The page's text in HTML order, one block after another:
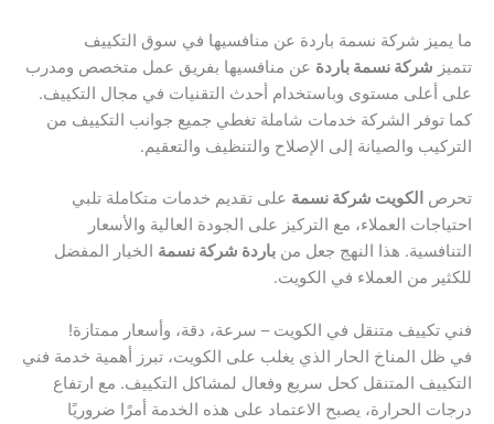
ما يميز شركة نسمة باردة عن منافسيها في سوق التكييف
تتميز شركة نسمة باردة عن منافسيها بفريق عمل متخصص ومدرب
على أعلى مستوى وباستخدام أحدث التقنيات في مجال التكييف.
كما توفر الشركة خدمات شاملة تغطي جميع جوانب التكييف من
التركيب والصيانة إلى الإصلاح والتنظيف والتعقيم.
تحرص الكويت شركة نسمة على تقديم خدمات متكاملة تلبي
احتياجات العملاء، مع التركيز على الجودة العالية والأسعار
التنافسية. هذا النهج جعل من باردة شركة نسمة الخيار المفضل
للكثير من العملاء في الكويت.
فني تكييف متنقل في الكويت – سرعة، دقة، وأسعار ممتازة!
في ظل المناخ الحار الذي يغلب على الكويت، تبرز أهمية خدمة فني
التكييف المتنقل كحل سريع وفعال لمشاكل التكييف. مع ارتفاع
درجات الحرارة، يصبح الاعتماد على هذه الخدمة أمرًا ضروريًا